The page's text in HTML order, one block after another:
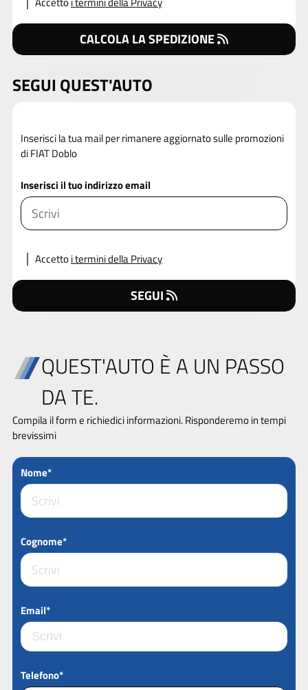
CALCOLA LA SPEDIZIONE
SEGUI QUEST'AUTO
Inserisci la tua mail per rimanere aggiornato sulle promozioni
di FIAT Doblo
Inserisci il tuo indirizzo email
Accettoi termini della Privacy
SEGUI
QUEST'AUTO È A UN PASSO
DA TE.
Compila il form e richiedici informazioni. Risponderemo in tempi
brevissimi
Nome*
Cognome*
Email*
Telefono*